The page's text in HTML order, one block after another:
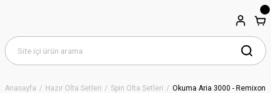
Anasayfa Hazır Olta Setleri Spin Olta Setleri Okuma Aria 3000 - Remixon